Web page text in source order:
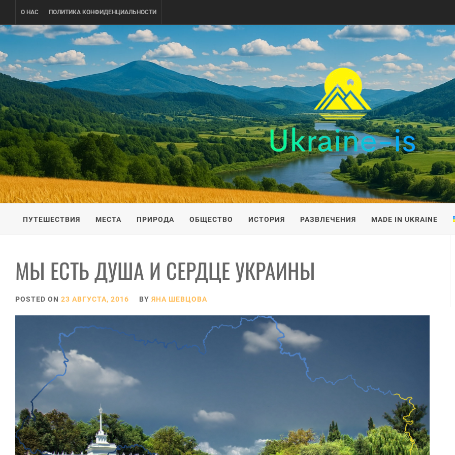
content
О НАС ПОЛИТИКА КОНФИДЕНЦИАЛЬНОСТИ
UKRAINE-IS
ПУТЕШЕСТВИЕ ПО УКРАИНЕ
ПУТЕШЕСТВИЯ МЕСТА ПРИРОДА ОБЩЕСТВО ИСТОРИЯ РАЗВЛЕЧЕНИЯ MADE IN UKRAINE
МЫ ЕСТЬ ДУША И СЕРДЦЕ УКРАИНЫ
POSTED ON 23 АВГУСТА, 2016 BY ЯНА ШЕВЦОВА